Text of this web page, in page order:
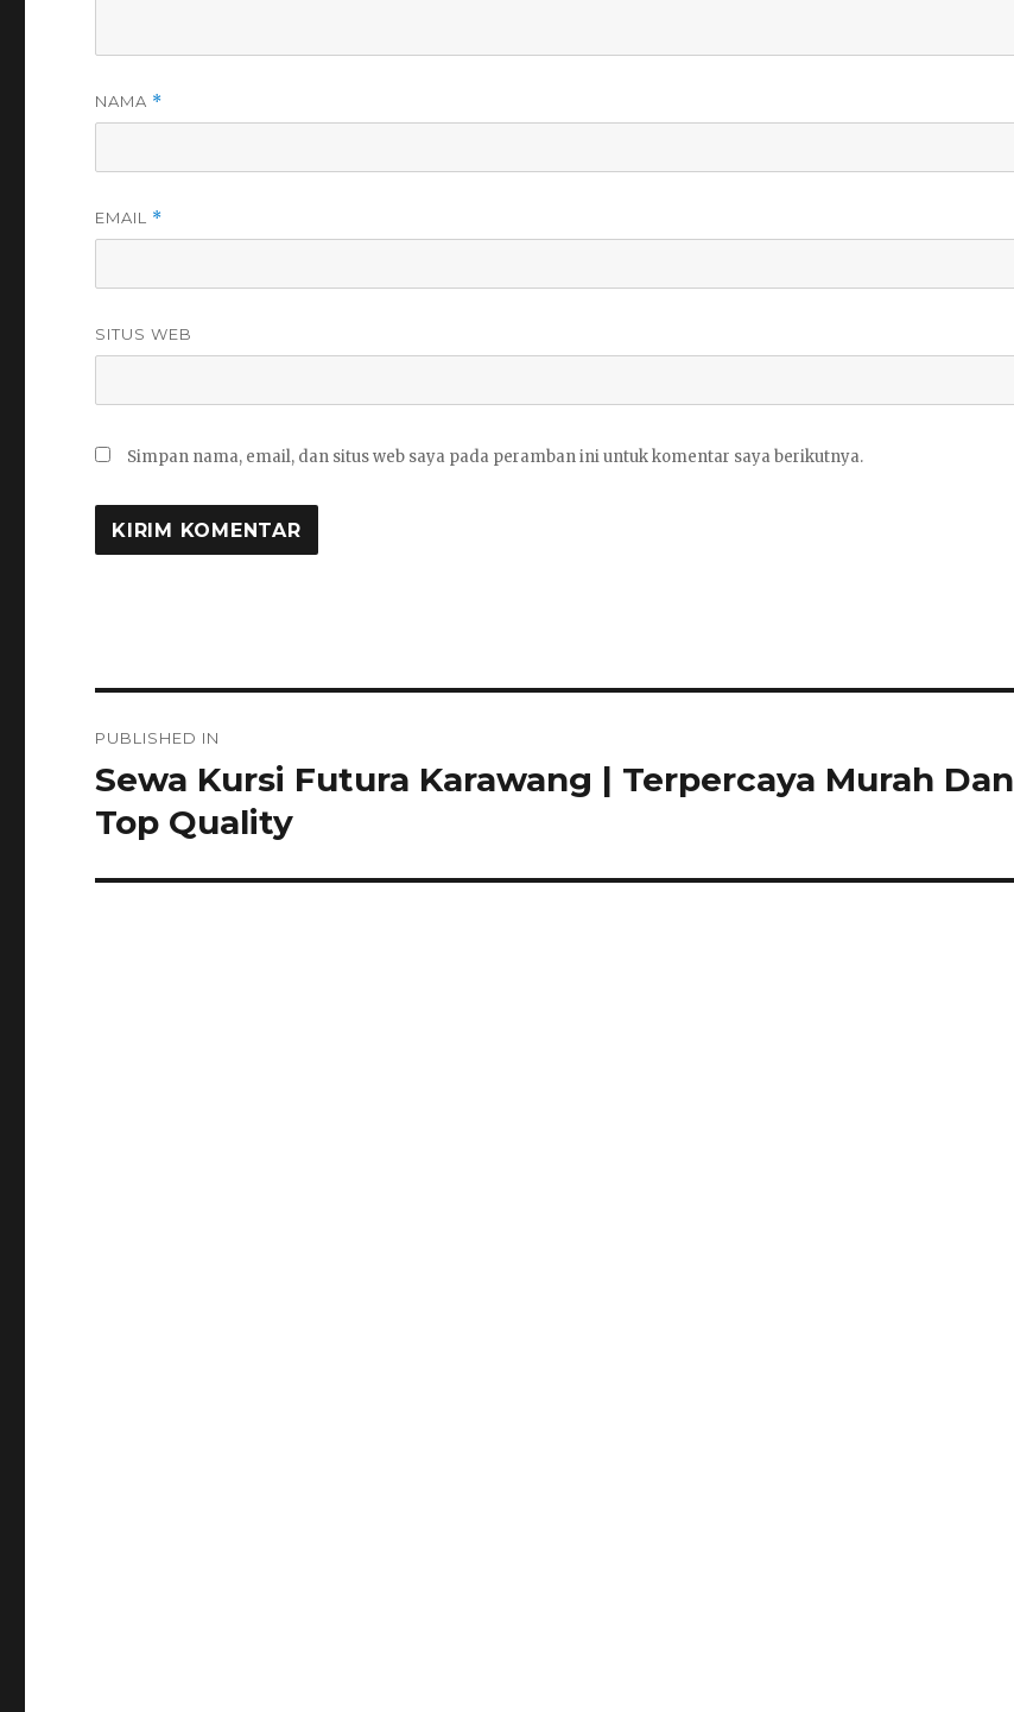
NAMA *
EMAIL *
SITUS WEB
Simpan nama, email, dan situs web saya pada peramban ini untuk komentar saya berikutnya.
pos
PUBLISHED IN
Sewa Kursi Futura Karawang | Terpercaya Murah Dan
Top Quality